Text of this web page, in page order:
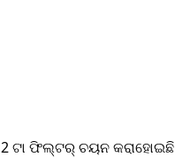
2 ଟା ଫିଲ୍ଟର୍ ଚୟନ କରାହୋଇଛି